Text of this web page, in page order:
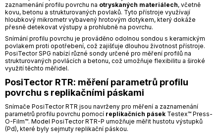
zaznamenání profilu povrchu na otryskaných materiálech, včetně
kovu, betonu a strukturovaných povlaků. Tyto přístroje využívají
hloubkový mikrometr vybavený hrotovým dotykem, který dokáže
přesně detekovat výstupy a prohlubně na povrchu.
Snímání profilu povrchu je prováděno odolnou sondou s keramickým
povlakem proti opotřebení, což zajišťuje dlouhou životnost přístroje.
PosiTector SPG nabízí různé sondy určené pro měření profilů na
strukturovaných povlácích a betonu, což umožňuje flexibilitu a široké
využití těchto měřidel.
PosiTector RTR: měření parametrů profilu
povrchu s replikačními páskami
Snímače PosiTector RTR jsou navrženy pro měření a zaznamenání
parametrů profilu povrchu pomocí replikačních pásek Testex™ Press-
O-Film™. Model PosiTector RTR-P umožňuje měřit hustotu výstupků
(Pd), které byly sejmuty replikační páskou.